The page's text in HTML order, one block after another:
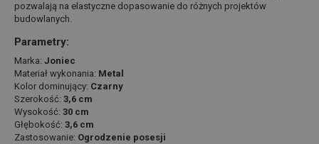
pozwalają na elastyczne dopasowanie do różnych projektów
budowlanych.
Parametry:
Marka: Joniec
Materiał wykonania: Metal
Kolor dominujący: Czarny
Szerokość: 3,6 cm
Wysokość: 30 cm
Głębokość: 3,6 cm
Zastosowanie: Ogrodzenie posesji